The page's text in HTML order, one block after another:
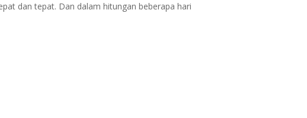
dan tepat. Dan dalam hitungan beberapa hari